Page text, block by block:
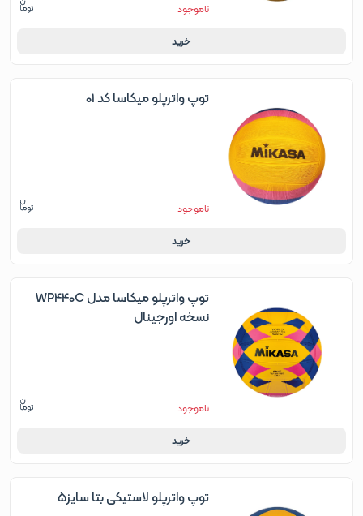
ناموجود
خرید
توپ واترپلو میکاسا کد 01
ناموجود
خرید
توپ واترپلو میکاسا مدل WP440C
نسخه اورجینال
ناموجود
خرید
توپ واترپلو لاستیکی بتا سایز5